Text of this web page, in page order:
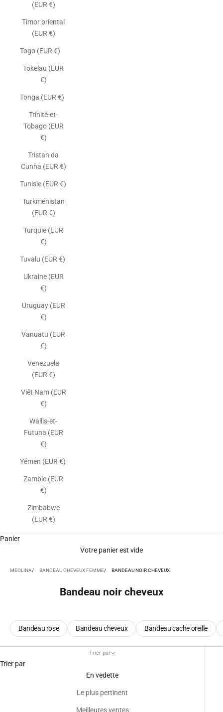
(EUR €)
Timor oriental
(EUR €)
Togo (EUR €)
Tokelau (EUR
€)
Tonga (EUR €)
Trinité-et-
Tobago (EUR
€)
Tristan da
Cunha (EUR €)
Tunisie (EUR €)
Turkménistan
(EUR €)
Turquie (EUR
€)
Tuvalu (EUR €)
Ukraine (EUR
€)
Uruguay (EUR
€)
Vanuatu (EUR
€)
Venezuela
(EUR €)
Viêt Nam (EUR
€)
Wallis-et-
Futuna (EUR
€)
Yémen (EUR €)
Zambie (EUR
€)
Zimbabwe
(EUR €)
Panier
Votre panier est vide
MEOLINA BANDEAU CHEVEUX FEMME BANDEAU NOIR CHEVEUX
Bandeau noir cheveux
Bandeau rose Bandeau cheveux Bandeau cache oreille
Trier par
Trier par
En vedette
Le plus pertinent
Meilleures ventes